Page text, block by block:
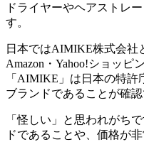
ドライヤーやヘアストレ
す。
日本ではAIMIKE株式会社
Amazon・Yahoo!ショッピ
「AIMIKE」は日本の特
ブランドであることが確認
「怪しい」と思われがち
ドであることや、価格が